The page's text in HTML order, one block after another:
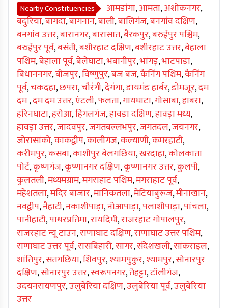
Nearby Constituencies आमडांगा,आमता,अशोकनगर,
बदुरिया,बागदा,बागनान,बाली,बालिगंज,बनगांव दक्षिण,
बनगांव उत्तर,बारानगर,बारासात,बैरकपुर,बरुईपुर पश्चिम,
बरुईपुर पूर्व,बसंती,बशीरहाट दक्षिण,बशीरहाट उत्तर,बेहाला
पश्चिम,बेहाला पूर्व,बेलेघाटा,भबानीपुर,भांगड़,भाटपाड़ा,
बिधाननगर,बीजपुर,विष्णुपुर,बज बज,कैनिंग पश्चिम,कैनिंग
पूर्व,चकदहा,छपरा,चौरंगी,देगंगा,डायमंड हार्बर,डोमजूर,दम
दम,दम दम उत्तर,एंटली,फलता,गायघाटा,गोसाबा,हाबरा,
हरिनघाटा,हरोआ,हिंगलगंज,हावड़ा दक्षिण,हावड़ा मध्य,
हावड़ा उत्तर,जादवपुर,जगतबल्लभपुर,जगतदल,जयनगर,
जोरासांको,काकद्वीप,कालीगंज,कल्याणी,कमरहाटी,
करीमपुर,कसबा,काशीपुर बेलगछिया,खरदाहा,कोलकाता
पोर्ट,कृष्णगंज,कृष्णानगर दक्षिण,कृष्णानगर उत्तर,कुलपी,
कुलतली,मध्यमग्राम,मगराहाट पश्चिम,मगराहाट पूर्व,
महेशतला,मंदिर बाजार,मानिकतला,मेटियाबुरूज,मीनाखान,
नवद्वीप,नैहाटी,नकाशीपाड़ा,नोआपाड़ा,पलाशीपाड़ा,पांचला,
पानीहाटी,पाथरप्रतिमा,रायदिघी,राजरहाट गोपालपुर,
राजरहाट न्यू टाउन,राणाघाट दक्षिण,राणाघाट उत्तर पश्चिम,
राणाघाट उत्तर पूर्व,रासबिहारी,सागर,संदेशखली,सांकराइल,
शांतिपुर,सतगछिया,शिवपुर,श्यामपुकुर,श्यामपुर,सोनारपुर
दक्षिण,सोनारपुर उत्तर,स्वरूपनगर,तेहट्टा,टॉलीगंज,
उदयनरायणपुर,उलुबेरिया दक्षिण,उलुबेरिया पूर्व,उलुबेरिया
उत्तर